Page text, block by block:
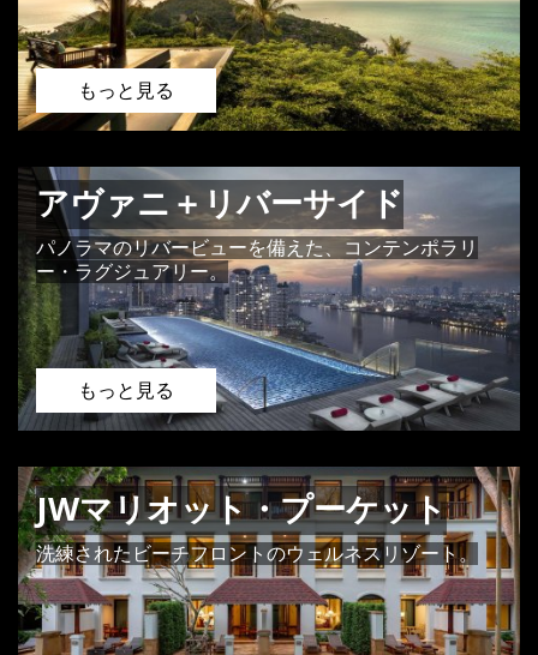
もっと見る
アヴァニ＋リバーサイド
パノラマのリバービューを備えた、コンテンポラリ
ー・ラグジュアリー。
もっと見る
JWマリオット・プーケット
洗練されたビーチフロントのウェルネスリゾート。